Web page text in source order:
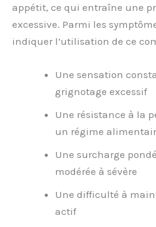
appétit, ce qui entraîne une
excessive. Parmi les
indiquer l’utilisation de ce
Une sensation
grignotage excessif
Une résistance à la
un régime
Une surcharge
modérée à sévère
Une difficulté à
actif